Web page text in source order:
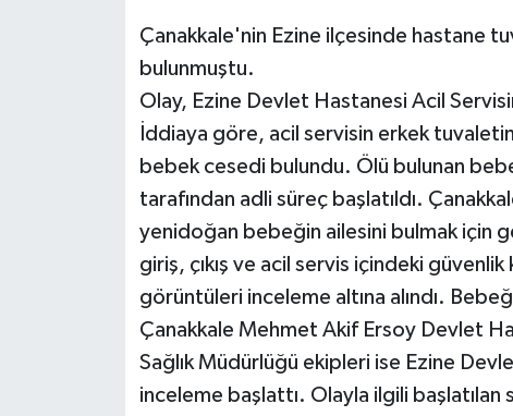
Çanakkale'nin Ezine ilçesinde hastane
bulunmuştu.
Olay, Ezine Devlet Hastanesi Acil
İddiaya göre, acil servisin erkek
bebek cesedi bulundu. Ölü bulunan
tarafından adli süreç başlatıldı.
yenidoğan bebeğin ailesini bulmak için
giriş, çıkış ve acil servis içindeki
görüntüleri inceleme altına alındı.
Çanakkale Mehmet Akif Ersoy Devlet
Sağlık Müdürlüğü ekipleri ise Ezine
inceleme başlattı. Olayla ilgili